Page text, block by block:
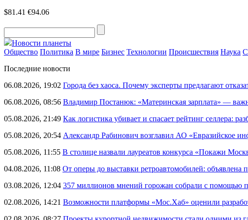
$81.41 €94.06
Новости планеты
Общество Политика В мире Бизнес Технологии Происшествия Наука
Последние новости
06.08.2026, 19:02 Города без хаоса. Почему эксперты предлагают
06.08.2026, 08:56 Владимир Постанюк: «Материнская зарплата» —
05.08.2026, 21:49 Как логистика убивает и спасает рейтинг селлера:
05.08.2026, 20:54 Александр Рабинович возглавил АО «Евразийское
05.08.2026, 11:55 В столице назвали лауреатов конкурса «Покажи
04.08.2026, 11:08 От оперы до выставки ретроавтомобилей: объявлена
03.08.2026, 12:04 357 миллионов мнений горожан собрали с помощью
02.08.2026, 14:21 Возможности платформы «Мос.Хаб» оценили